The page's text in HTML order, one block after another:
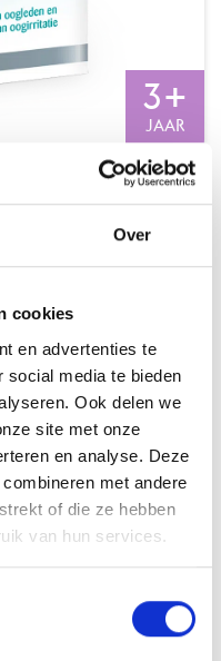
Over
cookies
en advertenties te
social media te bieden
Ook delen we
site met onze
en analyse. Deze
met andere
of die ze hebben
van hun services.
3+
JAAR
oogdruppels. Het
Droge Ogen en